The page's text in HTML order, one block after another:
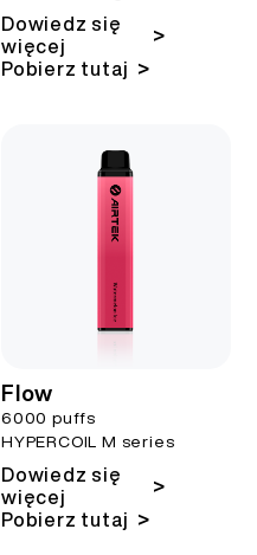
Dowiedz się
więcej
>
Pobierz tutaj >
Flow
6000 puffs
HYPERCOIL M series
Dowiedz się
więcej
>
Pobierz tutaj >